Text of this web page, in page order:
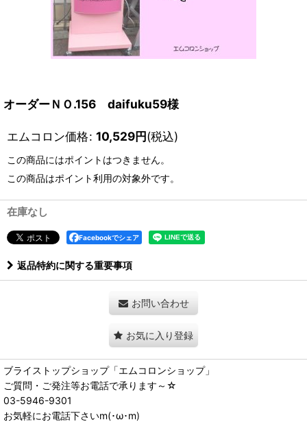
オーダーＮＯ.156 daifuku59様
エムコロン価格: 10,529円(税込)
この商品にはポイントはつきません。
この商品はポイント利用の対象外です。
在庫なし
Facebookでシェア
返品特約に関する重要事項
お問い合わせ
お気に入り登録
ブライストップショップ「エムコロンショップ」
ご質問・ご発注等お電話で承ります～☆
03-5946-9301
お気軽にお電話下さいm(･ω･m)